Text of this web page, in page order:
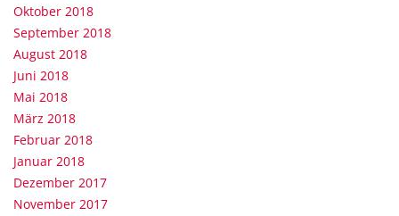
Oktober 2018
September 2018
August 2018
Juni 2018
Mai 2018
März 2018
Februar 2018
Januar 2018
Dezember 2017
November 2017